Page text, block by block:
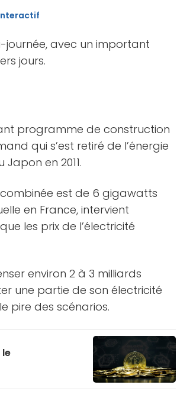
journée, avec un important
jours.
programme de construction
qui s’est retiré de l’énergie
en 2011.
est de 6 gigawatts
en France, intervient
les prix de l’électricité
environ 2 à 3 milliards
une partie de son électricité
pire des scénarios.